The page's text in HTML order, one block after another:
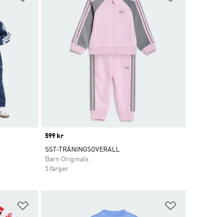
Price
599 kr
SST-TRÄNINGSOVERALL
Barn Originals
5 färger